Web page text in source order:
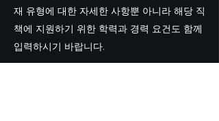
재 유형에 대한 자세한 사항뿐 아니라 해당 직
책에 지원하기 위한 학력과 경력 요건도 함께
입력하시기 바랍니다.